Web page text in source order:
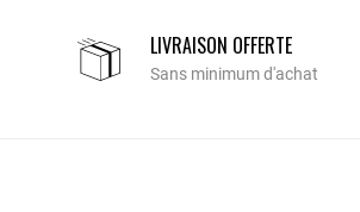
LIVRAISON OFFERTE
Sans minimum d'achat